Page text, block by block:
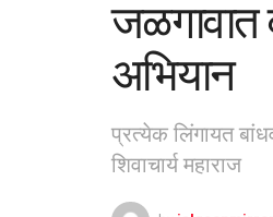
जळगावात
अभियान
प्रत्येक लिंगायत
शिवाचार्य महाराज